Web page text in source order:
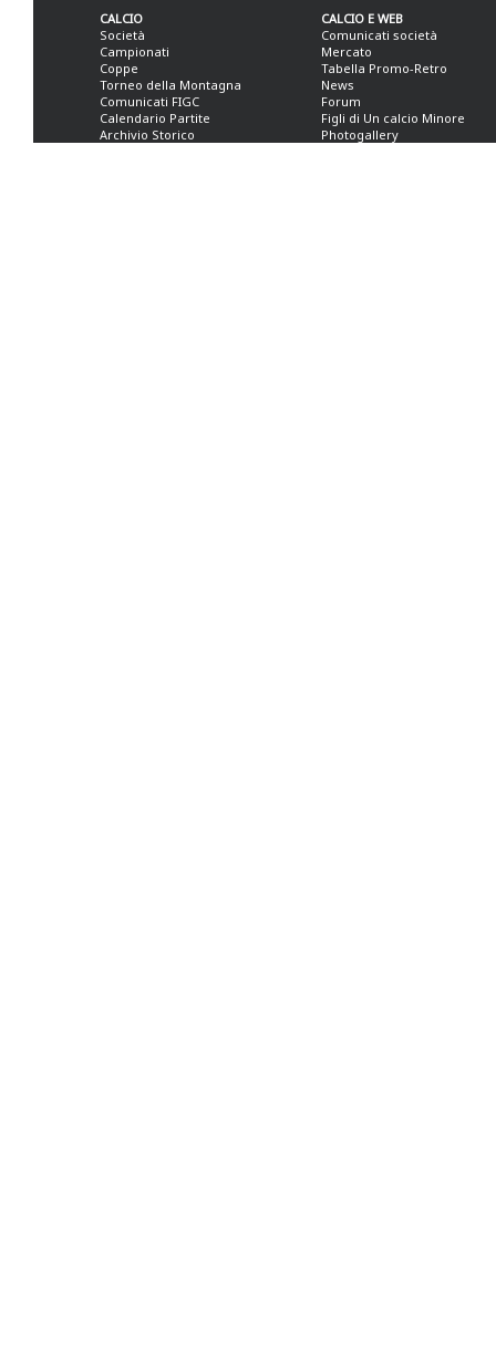
CALCIO
Società
Campionati
Coppe
Torneo della Montagna
Comunicati FIGC
Calendario Partite
Archivio Storico
CALCIO E WEB
Comunicati società
Mercato
Tabella Promo-Retro
News
Forum
Figli di Un calcio Minore
Photogallery